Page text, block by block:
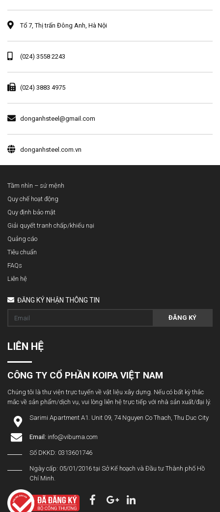
Tổ 7, Thị trấn Đông Anh, Hà Nội
(024) 3558 2243
(024) 3883 4975
donganhsteel@gmail.com
donganhsteel.com.vn
Tầm nhìn – sứ mệnh
Quy chế hoạt động
Quy định bảo mật
Giải quyết tranh chấp/khiếu nại
Quảng cáo
Tiêu chuẩn
FAQs
Liên hệ
ĐĂNG KÝ NHẬN THÔNG TIN
ĐĂNG KÝ
LIÊN HỆ
CÔNG TY CỔ PHẦN KOIPA VIỆT NAM
Chúng tôi là thư viện trực tuyến về vật liệu xây dựng. Nếu có bất kỳ thắc
mắc về sản phẩm/dịch vụ, vui lòng liên hệ trực tiếp với nhà sản xuất/đại lý.
Sarimi Apartment A1. Unit 09, 74 Nguyen Co Thach, Thu Duc City
Email: info@vibuma.com
Số DKKD: 0313601746
Ngày cấp: 05/01/2016 tại Sở Kế hoạch và Đầu tư Thành phố Hồ
Chí Minh.